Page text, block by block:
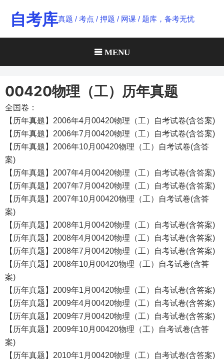
自考库真题 / 考点 / 押题 / 网课 / 题库，备考无忧
MENU
00420物理（工）历年真题
全国卷：
【历年真题】2006年4月00420物理（工）自考试卷(含答案)
【历年真题】2006年7月00420物理（工）自考试卷(含答案)
【历年真题】2006年10月00420物理（工）自考试卷(含答
案)
【历年真题】2007年4月00420物理（工）自考试卷(含答案)
【历年真题】2007年7月00420物理（工）自考试卷(含答案)
【历年真题】2007年10月00420物理（工）自考试卷(含答
案)
【历年真题】2008年1月00420物理（工）自考试卷(含答案)
【历年真题】2008年4月00420物理（工）自考试卷(含答案)
【历年真题】2008年7月00420物理（工）自考试卷(含答案)
【历年真题】2008年10月00420物理（工）自考试卷(含答
案)
【历年真题】2009年1月00420物理（工）自考试卷(含答案)
【历年真题】2009年4月00420物理（工）自考试卷(含答案)
【历年真题】2009年7月00420物理（工）自考试卷(含答案)
【历年真题】2009年10月00420物理（工）自考试卷(含答
案)
【历年真题】2010年1月00420物理（工）自考试卷(含答案)